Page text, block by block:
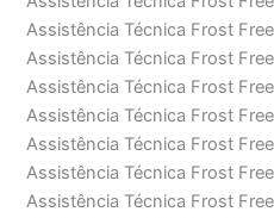
Assistência Técnica Frost
Assistência Técnica Frost
Assistência Técnica Frost
Assistência Técnica Frost
Assistência Técnica Frost
Assistência Técnica Frost
Assistência Técnica Frost